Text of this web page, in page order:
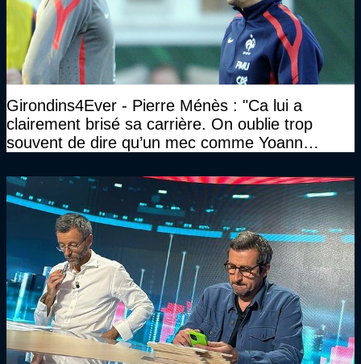
Girondins4Ever - Pierre Ménès : "Ca lui a
clairement brisé sa carrière. On oublie trop
souvent de dire qu’un mec comme Yoann